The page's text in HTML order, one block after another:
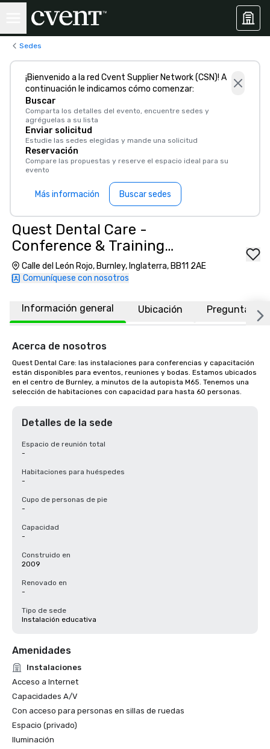
Sedes
¡Bienvenido a la red Cvent Supplier Network (CSN)! A
continuación le indicamos cómo comenzar:
Buscar
Comparta los detalles del evento, encuentre sedes y
agréguelas a su lista
Enviar solicitud
Estudie las sedes elegidas y mande una solicitud
Reservación
Compare las propuestas y reserve el espacio ideal para su
evento
Más información Buscar sedes
Quest Dental Care -
Conference & Training
Facilities
Calle del León Rojo, Burnley, Inglaterra, BB11 2AE
Comuníquese con nosotros
Información general Ubicación Preguntas
Acerca de nosotros
Quest Dental Care: las instalaciones para conferencias y capacitación
están disponibles para eventos, reuniones y bodas. Estamos ubicados
en el centro de Burnley, a minutos de la autopista M65. Tenemos una
selección de habitaciones con capacidad para hasta 60 personas.
Detalles de la sede
Espacio de reunión total
-
Habitaciones para huéspedes
-
Cupo de personas de pie
-
Capacidad
-
Construido en
2009
Renovado en
-
Tipo de sede
Instalación educativa
Amenidades
Instalaciones
Acceso a Internet
Capacidades A/V
Con acceso para personas en sillas de ruedas
Espacio (privado)
Iluminación